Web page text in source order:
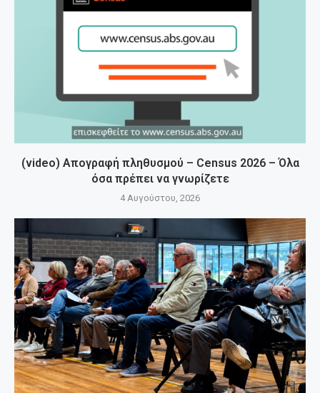
(video) Απογραφή πληθυσμού – Census 2026 – Όλα
όσα πρέπει να γνωρίζετε
4 Αυγούστου, 2026